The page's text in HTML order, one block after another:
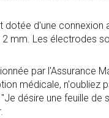
dotée d'une connexion
mm. Les électrodes
par l'Assurance
médicale, n'oubliez
désire une feuille de